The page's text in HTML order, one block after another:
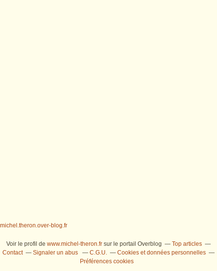
michel.theron.over-blog.fr
Voir le profil de www.michel-theron.fr sur le portail Overblog
Top articles
Contact
Signaler un abus C.G.U.
Cookies et données personnelles
Préférences cookies